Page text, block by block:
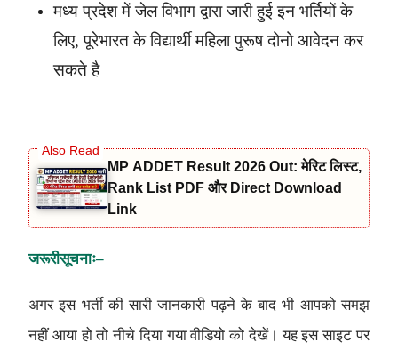
मध्य प्रदेश मेंजेल विभागद्वारा जारी हुई इन भर्तियों के
लिए, पूरेभारत के विद्यार्थी महिला पुरूष दोनो आवेदन कर
सकते है
MP ADDET Result 2026 Out: मेरिट लिस्ट,
Rank List PDF और Direct Download
Link
जरूरीसूचनाः–
अगर इस भर्ती की सारी जानकारी पढ़ने के बाद भी आपको समझ
नहीं आया हो तो नीचे दिया गया वीडियो को देखें। यह इस साइट पर